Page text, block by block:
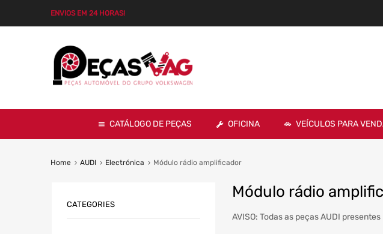
ENVIOS EM 24 HORAS!
CATÁLOGO DE PEÇAS OFICINA VEÍCULOS PARA
Home AUDI Electrónica Módulo rádio amplificador
Módulo rádio
AVISO: Todas as peças AUDI
CATEGORIES